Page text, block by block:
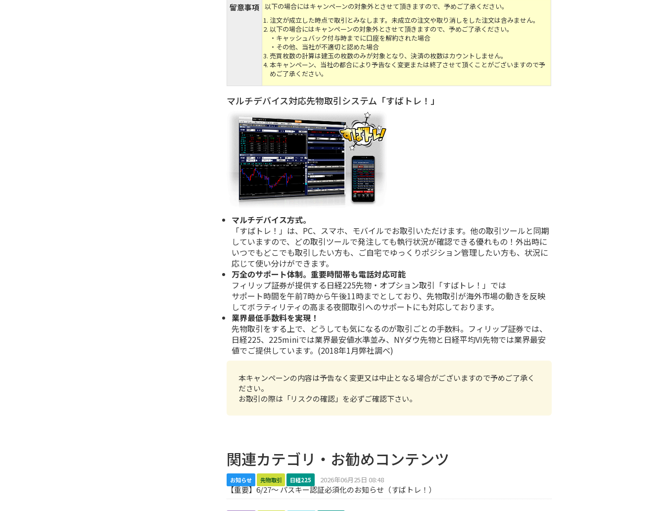
留意事項 以下の場合にはキャンペーンの対象外とさせて頂きますので、予めご了承ください。
注文が成立した時点で取引とみなします。未成立の注文や取り消しをした注文は含みません。
以下の場合にはキャンペーンの対象外とさせて頂きますので、予めご了承ください。
・キャッシュバック付与時までに口座を解約された場合
・その他、当社が不適切と認めた場合
売買枚数の計算は建玉の枚数のみが対象となり、決済の枚数はカウントしません。
本キャンペーン、当社の都合により予告なく変更または終了させて頂くことがございますので予
めご了承ください。
マルチデバイス対応先物取引システム「すばトレ！」
マルチデバイス方式。
「すばトレ！」は、PC、スマホ、モバイルでお取引いただけます。他の取引ツールと同期
していますので、どの取引ツールで発注しても執行状況が確認できる優れもの！外出時に
いつでもどこでも取引したい方も、ご自宅でゆっくりポジション管理したい方も、状況に
応じて使い分けができます。
万全のサポート体制。重要時間帯も電話対応可能
フィリップ証券が提供する日経225先物・オプション取引「すばトレ！」では
サポート時間を午前7時から午後11時までとしており、先物取引が海外市場の動きを反映
してボラティリティの高まる夜間取引へのサポートにも対応しております。
業界最低手数料を実現！
先物取引をする上で、どうしても気になるのが取引ごとの手数料。フィリップ証券では、
日経225、 225miniでは業界最安値水準並み、 NYダウ先物と 日経平均VI先物では業界最安
値でご提供しています。(2018年1月弊社調べ)
本キャンペーンの内容は予告なく変更又は中止となる場合がございますので予めご了承く
ださい。
お取引の際は「リスクの確認」を必ずご確認下さい。
関連カテゴリ・お勧めコンテンツ
お知らせ 先物取引 日経225 2026年06月25日 08:48
【重要】6/27～ パスキー認証必須化のお知らせ（すばトレ！）